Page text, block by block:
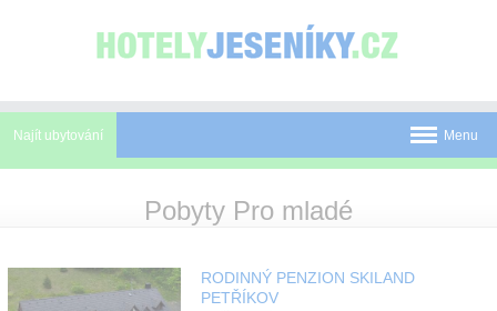
Najít ubytování
Atrakce
Menu
Pobyty Pro mladé
RODINNÝ PENZION SKILAND
PETŘÍKOV